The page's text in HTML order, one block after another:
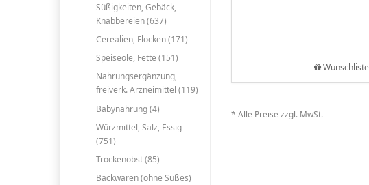
Süßigkeiten, Gebäck,
Knabbereien (637)
Cerealien, Flocken (171)
Speiseöle, Fette (151)
Nahrungsergänzung,
freiverk. Arzneimittel (119)
Babynahrung (4)
Würzmittel, Salz, Essig
(751)
Trockenobst (85)
Backwaren (ohne Süßes)
Wunschliste
* Alle Preise zzgl. MwSt.